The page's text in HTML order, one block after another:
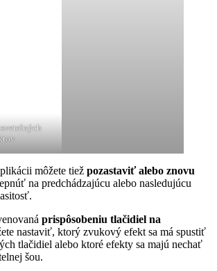
môžete tiež pozastaviť alebo znovu
na predchádzajúcu alebo nasledujúcu
prispôsobeniu tlačidiel na
nastaviť, ktorý zvukový efekt sa má spustiť
tlačidiel alebo ktoré efekty sa majú nechať
šou.